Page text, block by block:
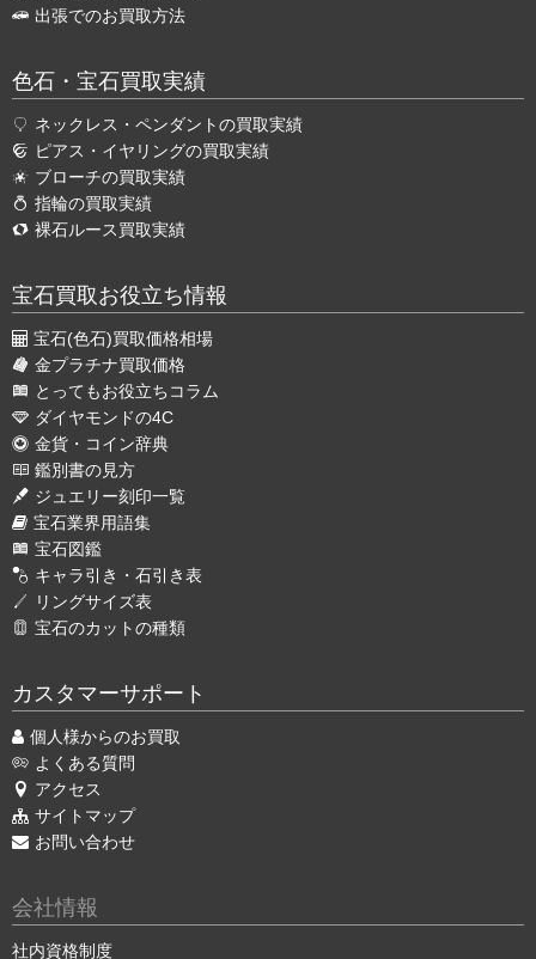
出張でのお買取方法
色石・宝石買取実績
ネックレス・ペンダントの買取実績
ピアス・イヤリングの買取実績
ブローチの買取実績
指輪の買取実績
裸石ルース買取実績
宝石買取お役立ち情報
宝石(色石)買取価格相場
金プラチナ買取価格
とってもお役立ちコラム
ダイヤモンドの4C
金貨・コイン辞典
鑑別書の見方
ジュエリー刻印一覧
宝石業界用語集
宝石図鑑
キャラ引き・石引き表
リングサイズ表
宝石のカットの種類
カスタマーサポート
個人様からのお買取
よくある質問
アクセス
サイトマップ
お問い合わせ
会社情報
社内資格制度